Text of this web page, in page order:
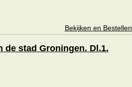
Bekijken en Bestellen
de stad Groningen. Dl.1.